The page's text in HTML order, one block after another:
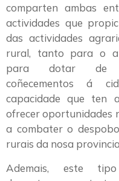
comparten ambas
actividades que
das actividades
rural, tanto para o
para dotar de
coñecementos á
capacidade que ten
ofrecer oportunidades
a combater o
rurais da nosa
Ademais, este